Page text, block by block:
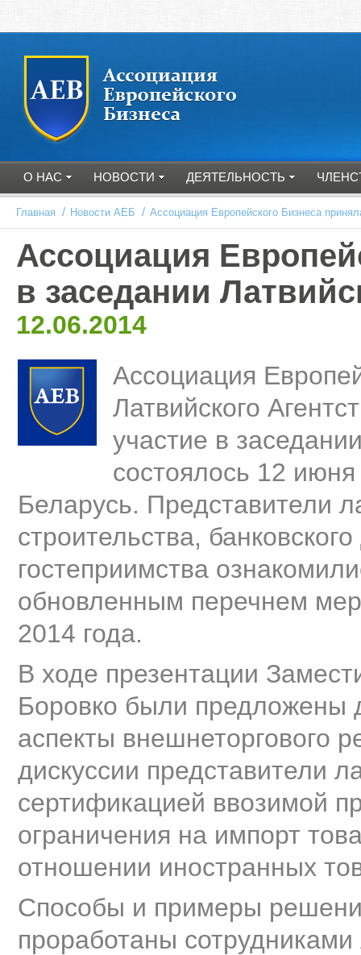
О НАС НОВОСТИ ДЕЯТЕЛЬНОСТЬ
Главная / Новости АЕБ / Ассоциация Европейского Бизнеса
Ассоциация
в заседании
12.06.2014
Ассоциация
Латвийского
участие в
состоялось 12
Беларусь. Представители
строительства,
гостеприимства
обновленным перечнем
2014 года.
В ходе презентации
Боровко были предложены
аспекты внешнеторгового
дискуссии представители
сертификацией ввозимой
ограничения на импорт
отношении иностранных
Способы и примеры
проработаны